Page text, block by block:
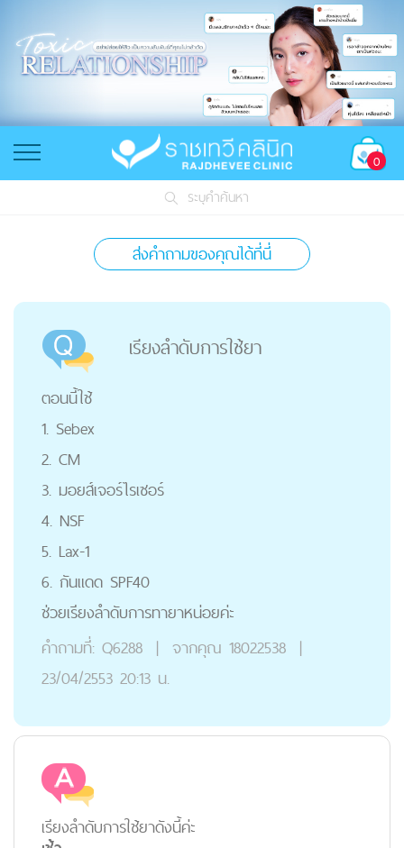
0
ระบุคำค้นหา
ส่งคำถามของคุณได้ที่นี่
เรียงลำดับการใช้ยา
ตอนนี้ใช้
1. Sebex
2. CM
3. มอยส์เจอร์ไรเซอร์
4. NSF
5. Lax-1
6. กันแดด SPF40
ช่วยเรียงลำดับการทายาหน่อยค่ะ
คำถามที่: Q6288 | จากคุณ 18022538 |
23/04/2553 20:13 น.
เรียงลำดับการใช้ยาดังนี้ค่ะ